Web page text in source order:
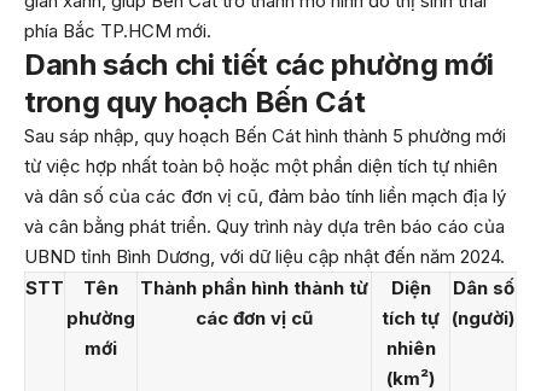
phía Bắc TP.HCM mới.
Danh sách chi tiết các phường mới
trong quy hoạch Bến Cát
Sau sáp nhập, quy hoạch Bến Cát hình thành 5 phường mới
từ việc hợp nhất toàn bộ hoặc một phần diện tích tự nhiên
và dân số của các đơn vị cũ, đảm bảo tính liền mạch địa lý
và cân bằng phát triển. Quy trình này dựa trên báo cáo của
UBND tỉnh Bình Dương, với dữ liệu cập nhật đến năm 2024.
STT
Tên
phường
mới
Thành phần hình thành từ
các đơn vị cũ
Diện
tích tự
nhiên
(km²)
Dân số
(người)